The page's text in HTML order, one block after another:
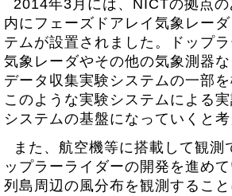
2014年3月には、NICTの拠点
内にフェーズドアレイ気象レー
テムが設置されました。ドップ
気象レーダやその他の気象測器
データ収集実験システムの一部
このような実験システムによる
システムの基盤になっていくと
また、航空機等に搭載して観
ップラーライダーの開発を進め
列島周辺の風分布を観測するこ